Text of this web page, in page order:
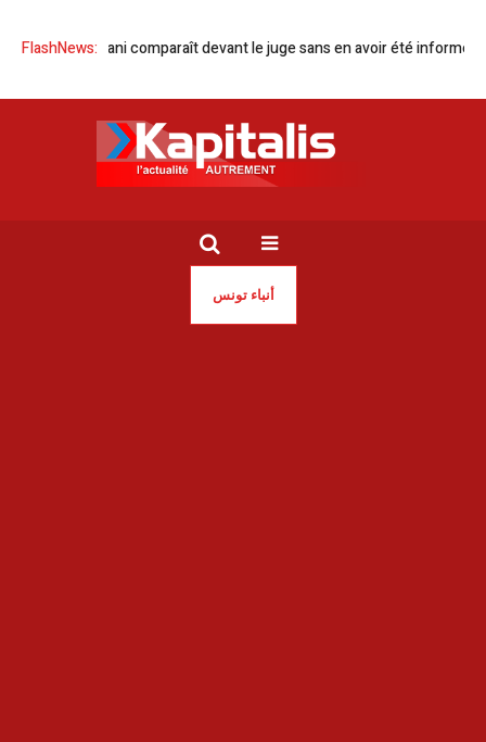
FlashNews:
Sonia Dahmani comparaît devant le juge sans en avoir été informée
أنباء تونس